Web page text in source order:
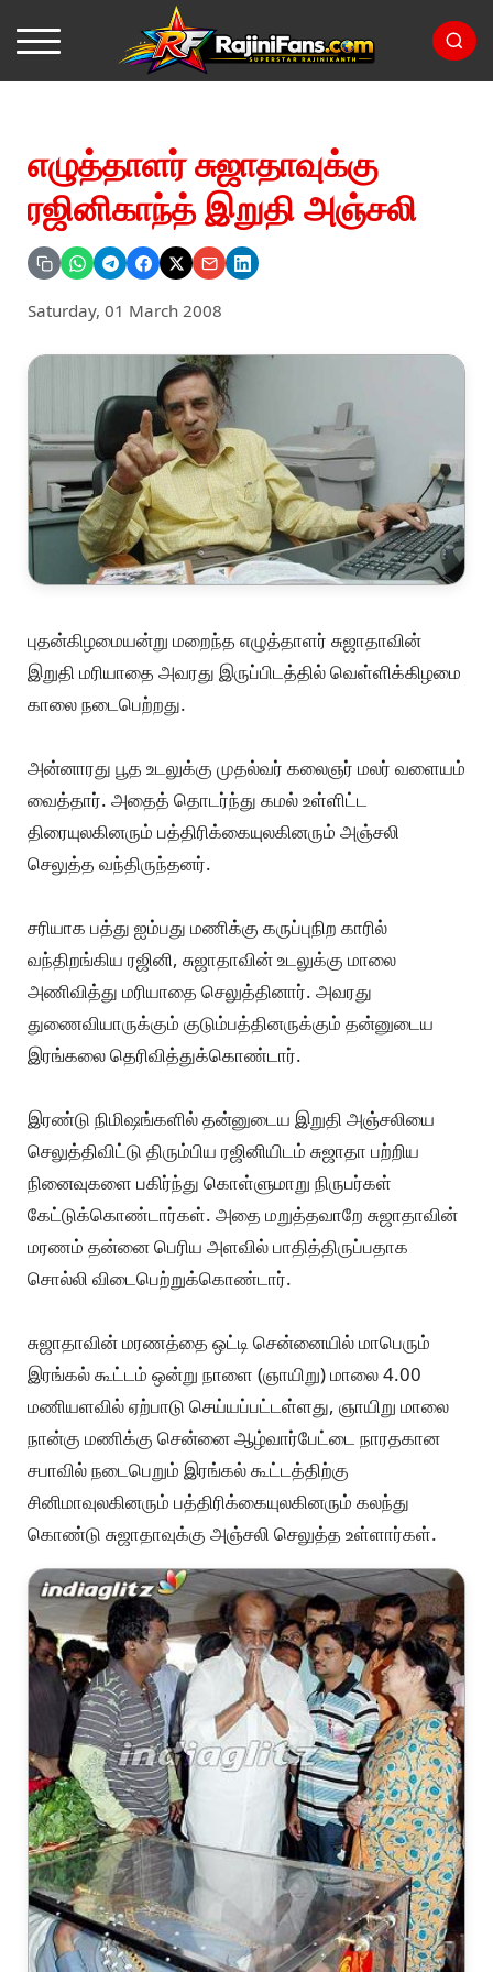
எழுத்தாளர் சுஜாதாவுக்கு
ரஜினிகாந்த் இறுதி அஞ்சலி
Saturday, 01 March 2008
புதன்கிழமையன்று மறைந்த எழுத்தாளர் சுஜாதாவின்
இறுதி மரியாதை அவரது இருப்பிடத்தில் வெள்ளிக்கிழமை
காலை நடைபெற்றது.
அன்னாரது பூத உடலுக்கு முதல்வர் கலைஞர் மலர் வளையம்
வைத்தார். அதைத் தொடர்ந்து கமல் உள்ளிட்ட
திரையுலகினரும் பத்திரிக்கையுலகினரும் அஞ்சலி
செலுத்த வந்திருந்தனர்.
சரியாக பத்து ஐம்பது மணிக்கு கருப்புநிற காரில்
வந்திறங்கிய ரஜினி, சுஜாதாவின் உடலுக்கு மாலை
அணிவித்து மரியாதை செலுத்தினார். அவரது
துணைவியாருக்கும் குடும்பத்தினருக்கும் தன்னுடைய
இரங்கலை தெரிவித்துக்கொண்டார்.
இரண்டு நிமிஷங்களில் தன்னுடைய இறுதி அஞ்சலியை
செலுத்திவிட்டு திரும்பிய ரஜினியிடம் சுஜாதா பற்றிய
நினைவுகளை பகிர்ந்து கொள்ளுமாறு நிருபர்கள்
கேட்டுக்கொண்டார்கள். அதை மறுத்தவாறே சுஜாதாவின்
மரணம் தன்னை பெரிய அளவில் பாதித்திருப்பதாக
சொல்லி விடைபெற்றுக்கொண்டார்.
சுஜாதாவின் மரணத்தை ஒட்டி சென்னையில் மாபெரும்
இரங்கல் கூட்டம் ஒன்று நாளை (ஞாயிறு) மாலை 4.00
மணியளவில் ஏற்பாடு செய்யப்பட்டள்ளது, ஞாயிறு மாலை
நான்கு மணிக்கு சென்னை ஆழ்வார்பேட்டை நாரதகான
சபாவில் நடைபெறும் இரங்கல் கூட்டத்திற்கு
சினிமாவுலகினரும் பத்திரிக்கையுலகினரும் கலந்து
கொண்டு சுஜாதாவுக்கு அஞ்சலி செலுத்த உள்ளார்கள்.